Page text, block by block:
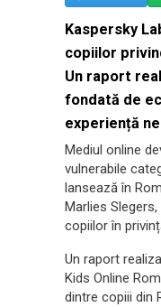
Kaspersky
copiilor
Un raport
fondată de
experiență
Mediul online
vulnerabile
lansează în
Marlies
copiilor în
Un raport
Kids Online
dintre copiii din